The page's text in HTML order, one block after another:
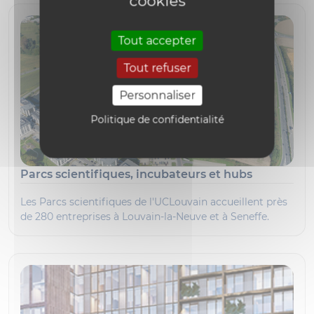
Tout accepter
Tout refuser
Personnaliser
Politique de confidentialité
Parcs scientifiques, incubateurs et hubs
Les Parcs scientifiques de l'UCLouvain accueillent près
de 280 entreprises à Louvain-la-Neuve et à Seneffe.